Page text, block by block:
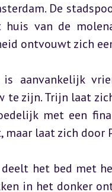
De
huis van de
ontvouwt zich
is aanvankelijk
te zijn. Trijn laat
met een
laat zich door
het bed met
in het donker